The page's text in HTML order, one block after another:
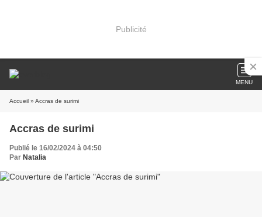
Publicité
MENU
Accueil » Accras de surimi
Accras de surimi
Publié le 16/02/2024 à 04:50
Par Natalia